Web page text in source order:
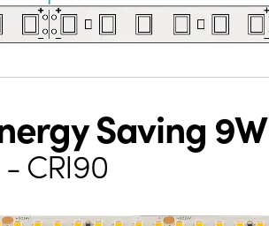
Saving 9W
CRI90